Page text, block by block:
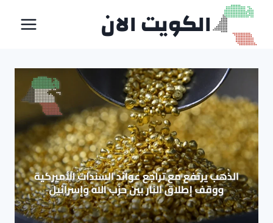
التجاوز
المحتوى
الكويت الان